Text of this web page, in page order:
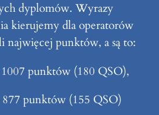
dyplomów. Wyrazy
kierujemy dla operatorów
najwięcej punktów, a są to:
punktów (180 QSO),
punktów (155 QSO)